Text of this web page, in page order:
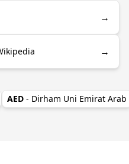
→
→
AED - Dirham Uni Emirat Arab